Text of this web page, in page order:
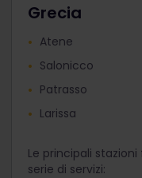
Grecia
Atene
Salonicco
Patrasso
Larissa
Le principali
serie di servizi: